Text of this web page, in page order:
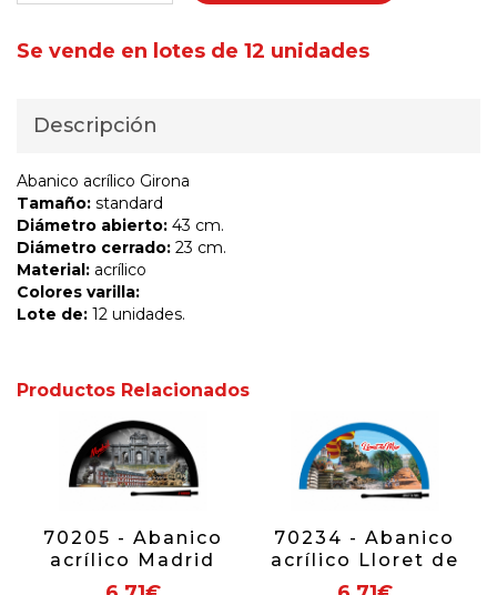
Se vende en lotes de 12 unidades
Descripción
Abanico acrílico Girona
Tamaño: standard
Diámetro abierto: 43 cm.
Diámetro cerrado: 23 cm.
Material: acrílico
Colores varilla:
Lote de: 12 unidades.
Productos Relacionados
70205 - Abanico
acrílico Madrid
nocturno
70234 - Abanico
acrílico Lloret de
Mar